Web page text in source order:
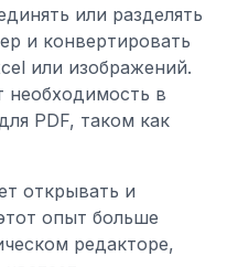
или разделять
и конвертировать
или изображений.
необходимость в
PDF, таком как
открывать и
опыт больше
редакторе,